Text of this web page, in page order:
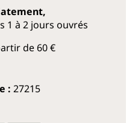
1 à 2 jours ouvrés
de 60 €
: 27215